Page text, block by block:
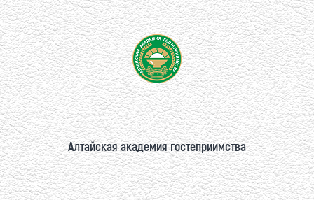
Алтайская академия гостеприимства